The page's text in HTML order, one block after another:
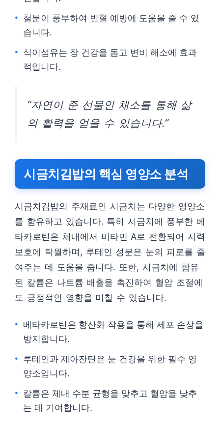
철분이 풍부하여 빈혈 예방에 도움을 줄 수 있
습니다.
식이섬유는 장 건강을 돕고 변비 해소에 효과
적입니다.
“자연이 준 선물인 채소를 통해 삶
의 활력을 얻을 수 있습니다.”
시금치김밥의 핵심 영양소 분석
시금치김밥의 주재료인 시금치는 다양한 영양소
를 함유하고 있습니다. 특히 시금치에 풍부한 베
타카로틴은 체내에서 비타민 A로 전환되어 시력
보호에 탁월하며, 루테인 성분은 눈의 피로를 줄
여주는 데 도움을 줍니다. 또한, 시금치에 함유
된 칼륨은 나트륨 배출을 촉진하여 혈압 조절에
도 긍정적인 영향을 미칠 수 있습니다.
베타카로틴은 항산화 작용을 통해 세포 손상을
방지합니다.
루테인과 제아잔틴은 눈 건강을 위한 필수 영
양소입니다.
칼륨은 체내 수분 균형을 맞추고 혈압을 낮추
는 데 기여합니다.